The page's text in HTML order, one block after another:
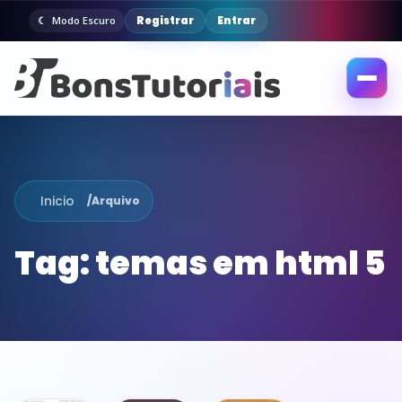
Modo Escuro Registrar Entrar
Abrir
Inicio /Arquivo
Tag:temas em html 5